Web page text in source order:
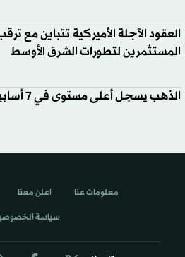
العقود الآجلة الأميركية تتباين مع
المستثمرين لتطورات الشرق الأوسط
الذهب يسجل أعلى مستوى في 7 أسابيع
معلومات عنا اعلن معنا
سياسة